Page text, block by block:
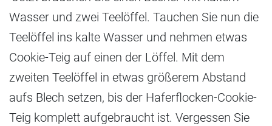
Wasser und zwei Teelöffel. Tauchen Sie nun die
Teelöffel ins kalte Wasser und nehmen etwas
Cookie-Teig auf einen der Löffel. Mit dem
zweiten Teelöffel in etwas größerem Abstand
aufs Blech setzen, bis der Haferflocken-Cookie-
Teig komplett aufgebraucht ist. Vergessen Sie